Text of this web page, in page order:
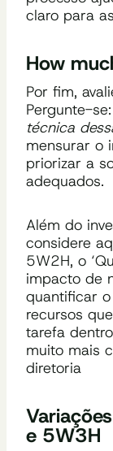
claro para
How
Por fim,
Pergunte-se:
técnica
mensurar o
priorizar a
adequados.
Além do
considere
5W2H, o
impacto de
quantificar
recursos
tarefa
muito mais
diretoria
e 5W3H